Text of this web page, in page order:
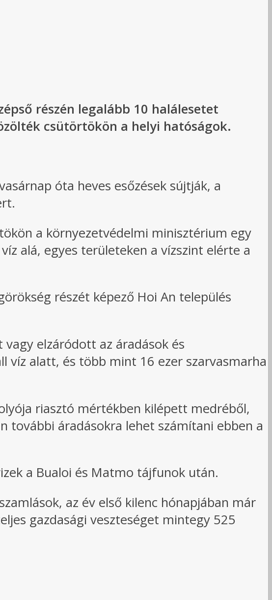
részén legalább 10 halálesetet
csütörtökön a helyi hatóságok.
óta heves esőzések sújtják, a
a környezetvédelmi minisztérium egy
alá, egyes területeken a vízszint elérte a
részét képező Hoi An település
elzáródott az áradások és
alatt, és több mint 16 ezer szarvasmarha
riasztó mértékben kilépett medréből,
további áradásokra lehet számítani ebben a
a Bualoi és Matmo tájfunok után.
az év első kilenc hónapjában már
gazdasági veszteséget mintegy 525